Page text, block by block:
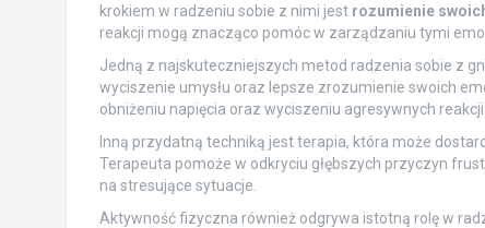
krokiem w radzeniu sobie z nimi jest rozumienie
reakcji mogą znacząco pomóc w zarządzaniu tymi
Jedną z najskuteczniejszych metod radzenia sobie z
wyciszenie umysłu oraz lepsze zrozumienie swoich
obniżeniu napięcia oraz wyciszeniu agresywnych reakcji.
Inną przydatną techniką jest terapia, która może
Terapeuta pomoże w odkryciu głębszych przyczyn
na stresujące sytuacje.
Aktywność fizyczna również odgrywa istotną rolę w